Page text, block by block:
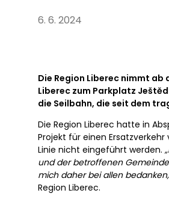
6. 6. 2024
Die Region Liberec nimmt ab
Liberec zum Parkplatz
die Seilbahn, die seit dem
Die Region Liberec hatte in
Projekt für einen
Linie nicht eingeführt werden.
und der betroffenen
mich daher bei allen
Region Liberec.